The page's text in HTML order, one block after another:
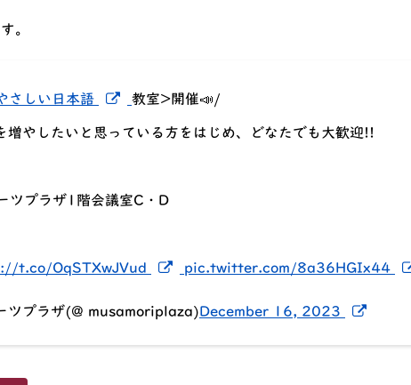
。
さしい日本語 新しいウィンドウでリンクを開く
教室>開催📣/
増やしたいと思っている方をはじめ、どなたでも大歓迎!!
ツプラザ1階会議室C・D
t.co/OqSTXwJVud 新しいウィンドウでリンクを開く
pic.twitter.com/8a36HGIx44
ツプラザ(@ musamoriplaza)December 16, 2023